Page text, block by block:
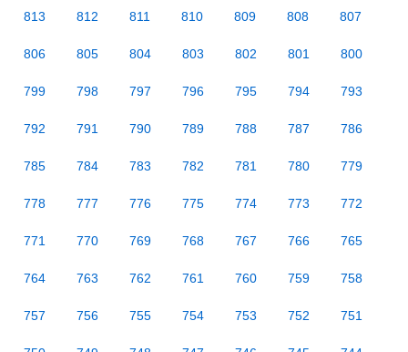
813 812 811 810 809 808 807
806 805 804 803 802 801 800
799 798 797 796 795 794 793
792 791 790 789 788 787 786
785 784 783 782 781 780 779
778 777 776 775 774 773 772
771 770 769 768 767 766 765
764 763 762 761 760 759 758
757 756 755 754 753 752 751